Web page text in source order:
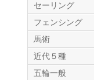
セーリング
フェンシング
馬術
近代５種
五輪一般